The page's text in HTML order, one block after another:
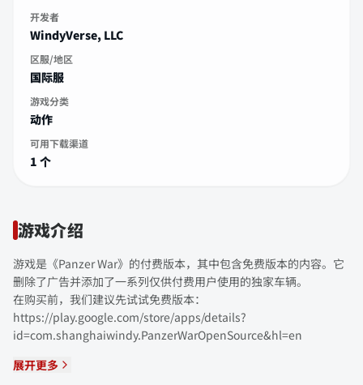
开发者
WindyVerse, LLC
区服/地区
国际服
游戏分类
动作
可用下载渠道
1 个
游戏介绍
游戏是《Panzer War》的付费版本，其中包含免费版本的内容。它
删除了广告并添加了一系列仅供付费用户使用的独家车辆。
在购买前，我们建议先试试免费版本：
https://play.google.com/store/apps/details?
id=com.shanghaiwindy.PanzerWarOpenSource&hl=en
展开更多